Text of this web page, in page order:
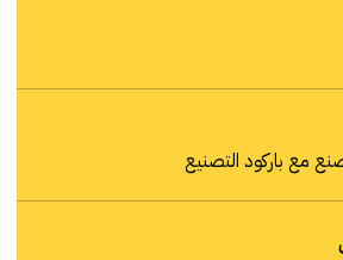
مع باركود التصنيع